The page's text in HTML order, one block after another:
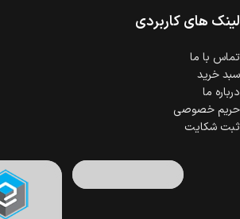
لینک های کاربردی
تماس با ما
سبد خرید
درباره ما
حریم خصوصی
ثبت شکایت